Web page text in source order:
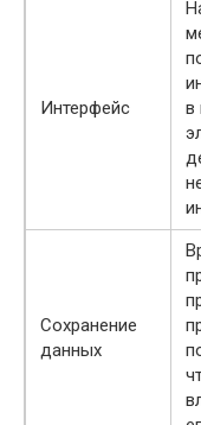
Интерфейс
в
Сохранение
данных